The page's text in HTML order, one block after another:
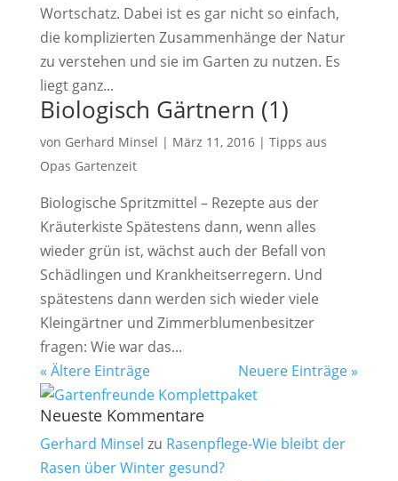
Wortschatz. Dabei ist es gar nicht so einfach,
die komplizierten Zusammenhänge der Natur
zu verstehen und sie im Garten zu nutzen. Es
liegt ganz...
Biologisch Gärtnern (1)
von Gerhard Minsel | März 11, 2016| Tipps aus
Opas Gartenzeit
Biologische Spritzmittel – Rezepte aus der
Kräuterkiste Spätestens dann, wenn alles
wieder grün ist, wächst auch der Befall von
Schädlingen und Krankheitserregern. Und
spätestens dann werden sich wieder viele
Kleingärtner und Zimmerblumenbesitzer
fragen: Wie war das...
« Ältere Einträge
Neuere Einträge »
Neueste Kommentare
Gerhard Minsel zu Rasenpflege-Wie bleibt der
Rasen über Winter gesund?